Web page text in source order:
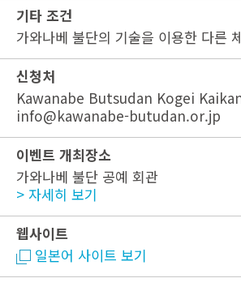
기타 조건
가와나베 불단의 기술을 이용한 다른
신청처
Kawanabe Butsudan Kogei
info@kawanabe-butudan.or.jp
이벤트 개최장소
가와나베 불단 공예 회관
> 자세히 보기
웹사이트
일본어 사이트 보기